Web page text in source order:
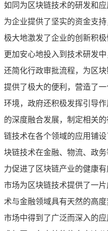
如同为区块链技术的研发和
为企业提供了坚实的资金支
极大地激发了企业的创新积
更加安心地投入到技术研发
还简化行政审批流程，为区
提供了极大的便利，营造了
环境，政府还积极发挥引导
的深度融合发展，制定相关
链技术在各个领域的应用铺
块链技术在金融、物流、政
力促进了区块链产业的健康
市场为区块链技术提供了一
术与金融领域具有天然的高
市场中得到了广泛而深入的